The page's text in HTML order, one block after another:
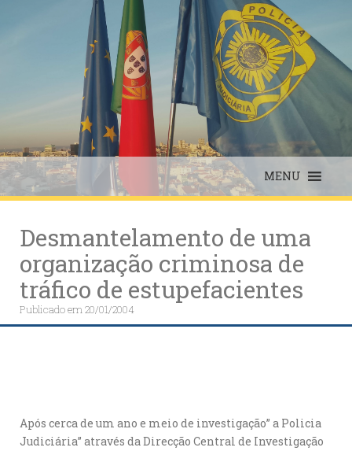
MENU
Desmantelamento de uma
organização criminosa de
tráfico de estupefacientes
Publicado em20/01/2004
Após cerca de um ano e meio de investigação” a Policia
Judiciária” através da Direcção Central de Investigação